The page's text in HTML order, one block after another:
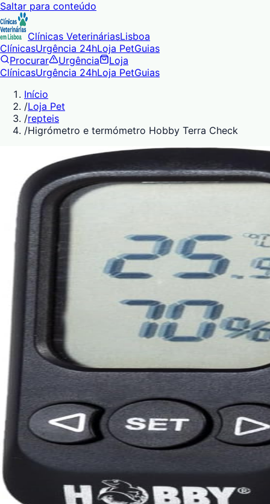
Saltar para conteúdo
Clínicas VeterináriasLisboa
ClínicasUrgência 24hLoja PetGuias
Procurar
Urgência
Loja
ClínicasUrgência 24hLoja PetGuias
Início
/Loja Pet
/repteis
/Higrómetro e termómetro Hobby Terra Check